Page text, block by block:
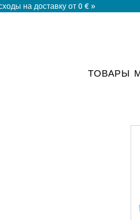
на доставку от 0 € »
ТОВАРЫ